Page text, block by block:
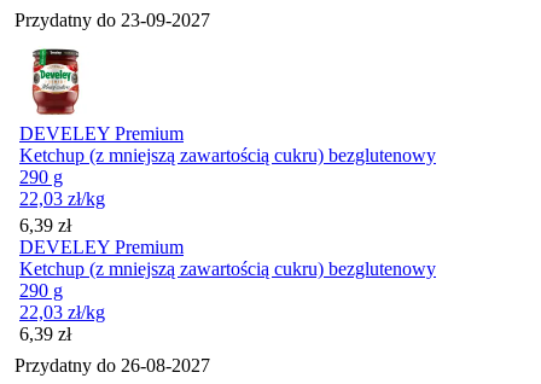
Przydatny do 23-09-2027
DEVELEY Premium
Ketchup (z mniejszą zawartością cukru) bezglutenowy
290 g
22,03 zł/kg
Cena
6,39 zł
DEVELEY Premium
Ketchup (z mniejszą zawartością cukru) bezglutenowy
290 g
22,03 zł/kg
Cena
6,39 zł
Przydatny do 26-08-2027